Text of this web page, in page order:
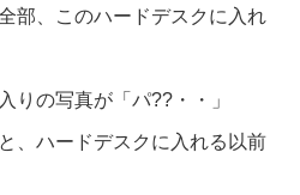
部、このハードデスクに入れ
りの写真が「パ??・・」
、ハードデスクに入れる以前